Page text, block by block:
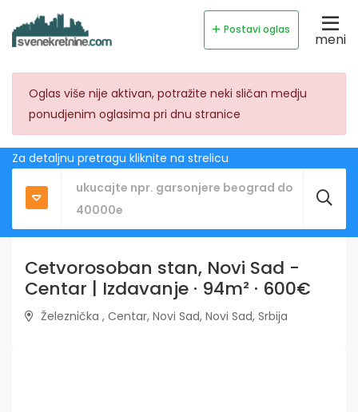
Postavi oglas
meni
Oglas više nije aktivan, potražite neki sličan medju
ponudjenim oglasima pri dnu stranice
Za detaljnu pretragu kliknite na strelicu
Cetvorosoban stan, Novi Sad -
Centar | Izdavanje · 94m² · 600€
Železnička , Centar, Novi Sad, Novi Sad, Srbija